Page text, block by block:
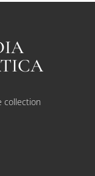
collection